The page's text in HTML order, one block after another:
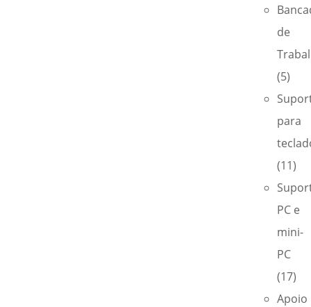
de
(5)
para
(11)
PC e
mini-
PC
(17)
Apoio